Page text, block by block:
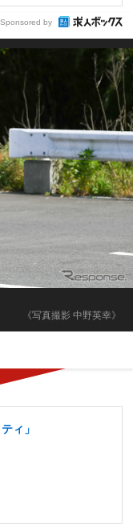
Sponsored by
《写真撮影 中野英幸》
ィ」